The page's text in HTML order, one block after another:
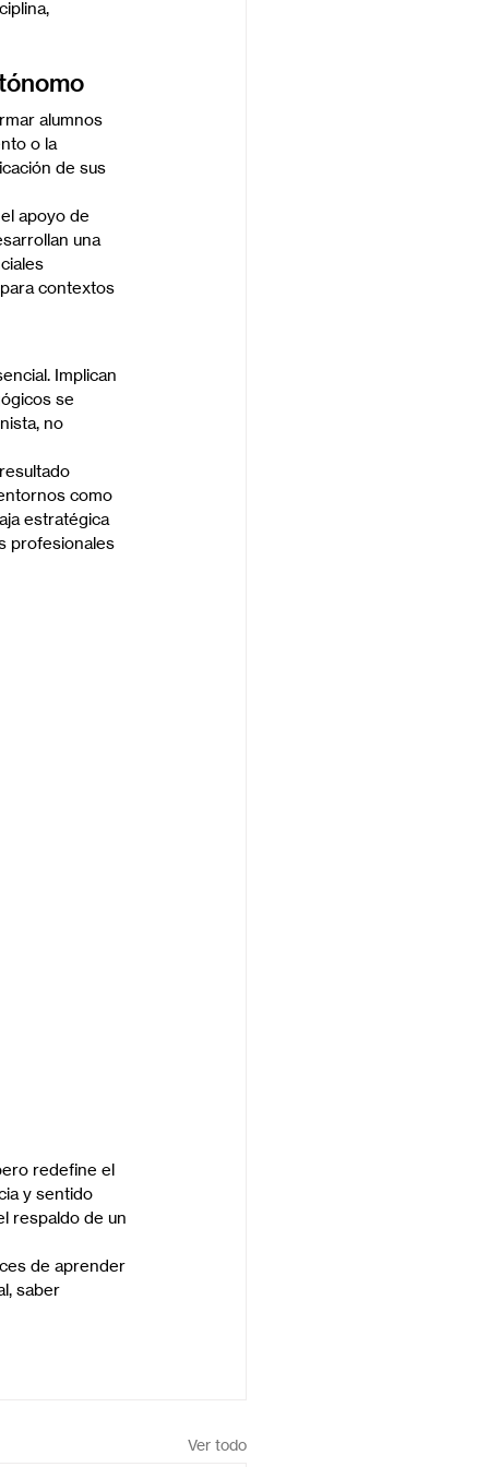
alumnos
o la
de sus
apoyo de
una
contextos
Implican
se
no
como
estratégica
profesionales
redefine el
y sentido
respaldo de un
de aprender
saber
Ver todo